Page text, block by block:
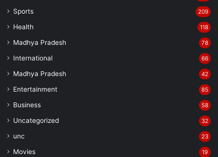
Sports 209
Health 118
Madhya Pradesh 78
International 66
Madhya Pradesh 42
Entertainment 85
Business 58
Uncategorized 32
unc 23
Movies 19